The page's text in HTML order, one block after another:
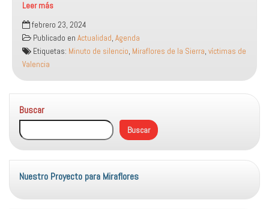
Leer más
Minuto
de
silencio
por
las
víctimas
del
incendio
en
Valencia
febrero 23, 2024
Publicado en Actualidad, Agenda
Etiquetas: Minuto de silencio, Miraflores de la Sierra, víctimas de
Valencia
Buscar
Buscar
Nuestro Proyecto para Miraflores